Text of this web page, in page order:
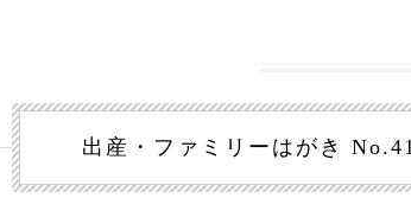
出産・ファミリーはがき